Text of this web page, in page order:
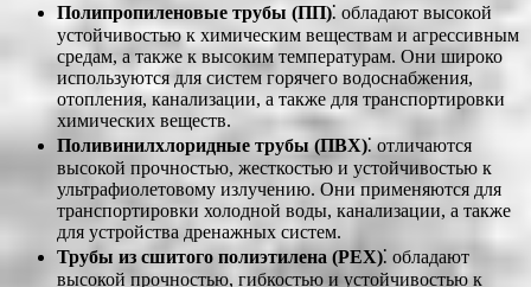
Полипропиленовые трубы (ПП)⁚ обладают высокой
устойчивостью к химическим веществам и агрессивным
средам, а также к высоким температурам. Они широко
используются для систем горячего водоснабжения,
отопления, канализации, а также для транспортировки
химических веществ.
Поливинилхлоридные трубы (ПВХ)⁚ отличаются
высокой прочностью, жесткостью и устойчивостью к
ультрафиолетовому излучению. Они применяются для
транспортировки холодной воды, канализации, а также
для устройства дренажных систем.
Трубы из сшитого полиэтилена (PEX)⁚ обладают
высокой прочностью, гибкостью и устойчивостью к